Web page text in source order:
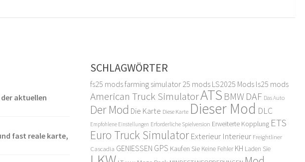
aktuellen
fast reale karte,
SCHLAGWÖRTER
fs25 modsfarming simulator 25 mods LS2025 Mods ls25 mods
American Truck SimulatorATS BMW DAF Das Auto
Der Mod Die Karte Diese Karte Dieser Mod DLC
Empfohlene Einstellungen Erforderliche Spielversion Erweiterte Kopplung ETS
Euro Truck Simulator Exterieur Interieur Freightliner
Cascadia GENIESSEN GPS Kaufen Sie Keine Fehler KH Laden Sie